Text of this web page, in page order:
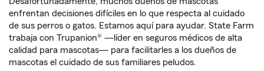
enfrentan decisiones difíciles en lo que respecta al cuidado
de sus perros o gatos. Estamos aquí para ayudar. State Farm
trabaja con Trupanion® —líder en seguros médicos de alta
calidad para mascotas— para facilitarles a los dueños de
mascotas el cuidado de sus familiares peludos.